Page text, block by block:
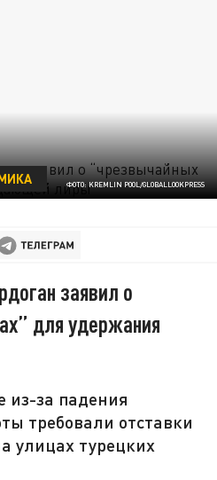
ФОТО: KREMLIN POOL/GLOBALLOOKPRESS
заявил о
для удержания
из-за падения
требовали отставки
улицах турецких